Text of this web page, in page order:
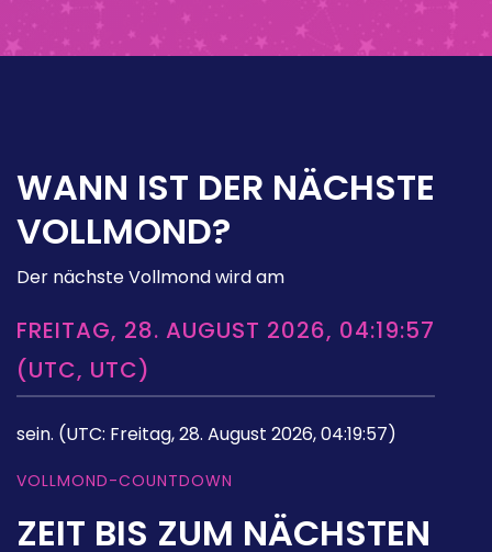
WANN IST DER NÄCHSTE
VOLLMOND?
Der nächste Vollmond wird am
FREITAG, 28. AUGUST 2026, 04:19:57
(UTC, UTC)
sein. (UTC: Freitag, 28. August 2026, 04:19:57)
VOLLMOND-COUNTDOWN
ZEIT BIS ZUM NÄCHSTEN